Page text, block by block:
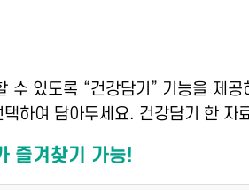
수 있도록 “건강담기” 기능을 제
하여 담아두세요. 건강담기 한
즐겨찾기 가능!